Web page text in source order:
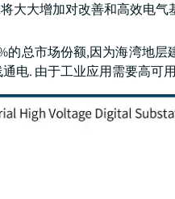
大大增加对改善和高效电
的总市场份额,因为海湾地
电. 由于工业应用需要高